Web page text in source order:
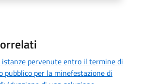
istanze pervenute entro il termine di
pubblico per la minefestazione di